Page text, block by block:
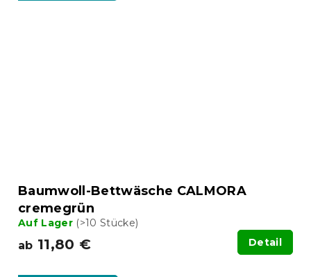
Baumwoll-Bettwäsche CALMORA
cremegrün
Auf Lager (>10 Stücke)
ab 11,80 € Detail